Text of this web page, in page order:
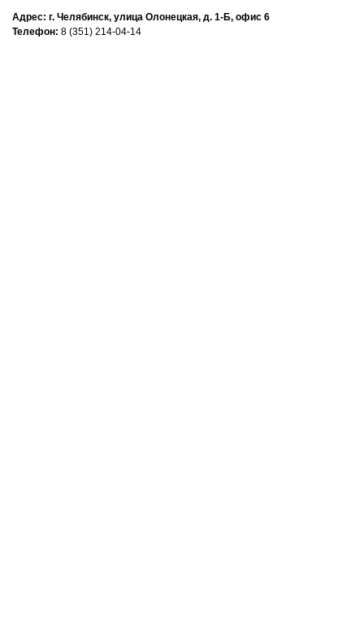
Адрес: г. Челябинск, улица Олонецкая, д. 1-Б, офис 6
Телефон: 8 (351) 214-04-14